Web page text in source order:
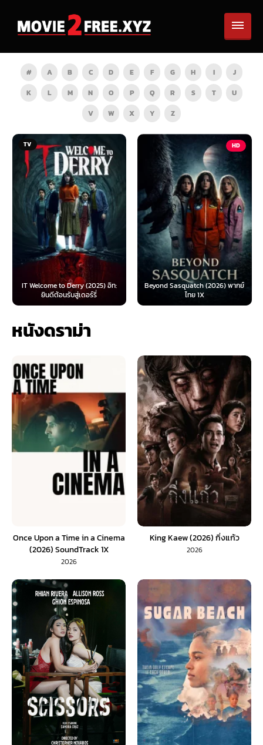
# A B C D E F G H I
J
K
L M N O P Q R S T
U
V
W X Y Z
TV
IT Welcome to Derry (2025) อิท:
ยินดีต้อนรับสู่เดอร์รี่
HD
Beyond Sasquatch (2026) พากย์
ไทย 1X
หนังดราม่า
Once Upon a Time in a Cinema
(2026) SoundTrack 1X
2026
King Kaew (2026) กิ่งแก้ว
2026